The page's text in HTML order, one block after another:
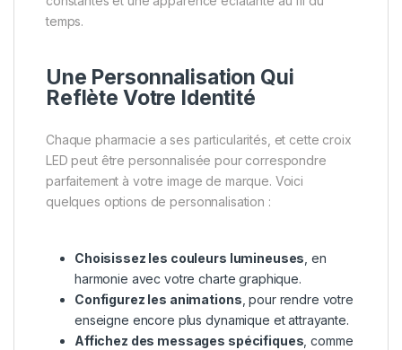
temps.
Une Personnalisation Qui
Reflète Votre Identité
Chaque pharmacie a ses particularités, et cette croix
LED peut être personnalisée pour correspondre
parfaitement à votre image de marque. Voici
quelques options de personnalisation :
Choisissez les couleurs lumineuses , en
harmonie avec votre charte graphique.
Configurez les animations , pour rendre votre
enseigne encore plus dynamique et attrayante.
Affichez des messages spécifiques , comme